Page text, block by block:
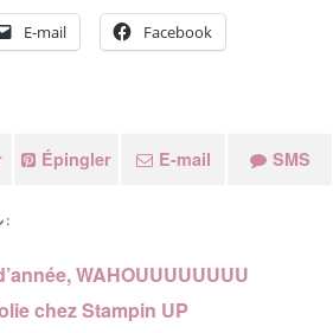
E-mail Facebook
Épingler E-mail SMS
:
WAHOUUUUUUUU
chez Stampin UP